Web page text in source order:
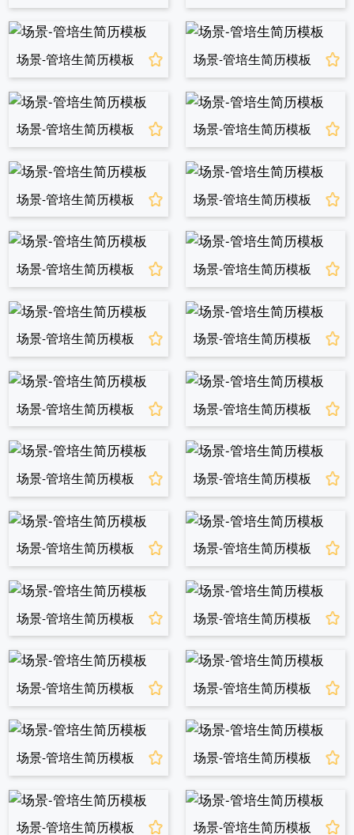
场景-管培生简历模板 场景-管培生简历模板
场景-管培生简历模板 场景-管培生简历模板
场景-管培生简历模板 场景-管培生简历模板
场景-管培生简历模板 场景-管培生简历模板
场景-管培生简历模板 场景-管培生简历模板
场景-管培生简历模板 场景-管培生简历模板
场景-管培生简历模板 场景-管培生简历模板
场景-管培生简历模板 场景-管培生简历模板
场景-管培生简历模板 场景-管培生简历模板
场景-管培生简历模板 场景-管培生简历模板
场景-管培生简历模板 场景-管培生简历模板
场景-管培生简历模板 场景-管培生简历模板